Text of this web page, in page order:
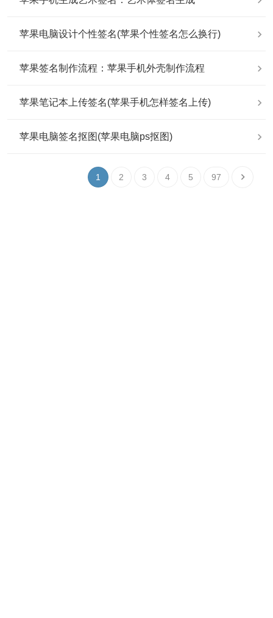
苹果电脑设计个性签名(苹果个性签名怎么换行)
苹果签名制作流程：苹果手机外壳制作流程
苹果笔记本上传签名(苹果手机怎样签名上传)
苹果电脑签名抠图(苹果电脑ps抠图)
1 2 3 4 5 97